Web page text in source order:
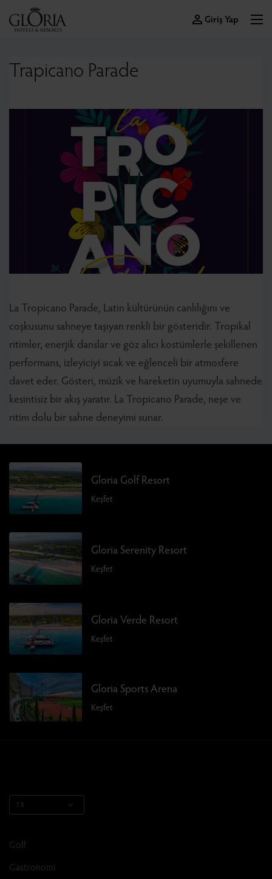
Giriş Yap
Trapicano Parade
La Tropicano Parade, Latin kültürünün canlılığını ve
coşkusunu sahneye taşıyan renkli bir gösteridir. Tropikal
ritimler, enerjik danslar ve göz alıcı kostümlerle şekillenen
performans, izleyiciyi sıcak ve eğlenceli bir atmosfere
davet eder. Gösteri, müzik ve hareketin uyumuyla sahnede
kesintisiz bir akış yaratır. La Tropicano Parade, neşe ve
ritim dolu bir sahne deneyimi sunar.
Gloria Golf Resort
Keşfet
Gloria Serenity Resort
Keşfet
Gloria Verde Resort
Keşfet
Gloria Sports Arena
Keşfet
TR
Golf
Gastronomi